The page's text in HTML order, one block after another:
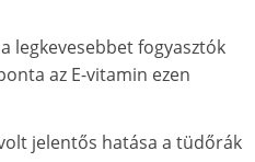
legkevesebbet fogyasztók
az E-vitamin ezen
jelentős hatása a tüdőrák